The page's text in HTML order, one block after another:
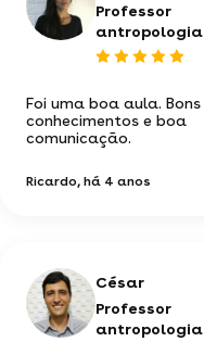
Professor
antropologia
Foi uma boa aula. Bons
conhecimentos e boa
comunicação.
Ricardo, há 4 anos
César
Professor
antropologia